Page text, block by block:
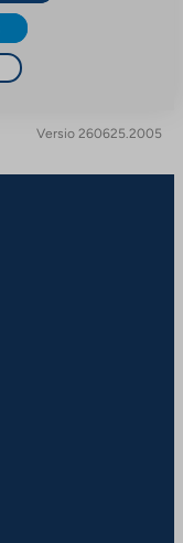
Versio 260625.2005